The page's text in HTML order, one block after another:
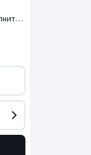
Комплект из 2 подушек с наполнителем Terra / Терра